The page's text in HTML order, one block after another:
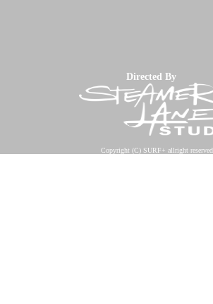
Directed By
Copyright (C) SURF+ allright reserved.